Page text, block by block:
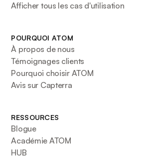
Afficher tous les cas d'utilisation
POURQUOI ATOM
À propos de nous
Témoignages clients
Pourquoi choisir ATOM
Avis sur Capterra
RESSOURCES
Blogue
Académie ATOM
HUB